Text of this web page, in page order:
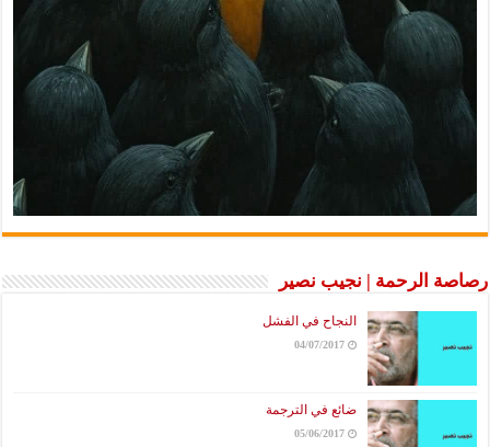
رصاصة الرحمة | نجيب نصير
النجاح في الفشل
04/07/2017
ضائع في الترجمة
05/06/2017